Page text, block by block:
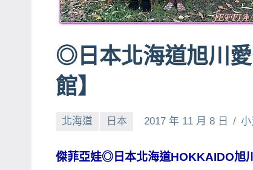
賓、
金
探
號
目
底、
◎日本北海道旭川
館】
北海道 日本 2017 年 11 月 8 日 小
傑菲亞娃◎日本北海道HOKKAIDO旭